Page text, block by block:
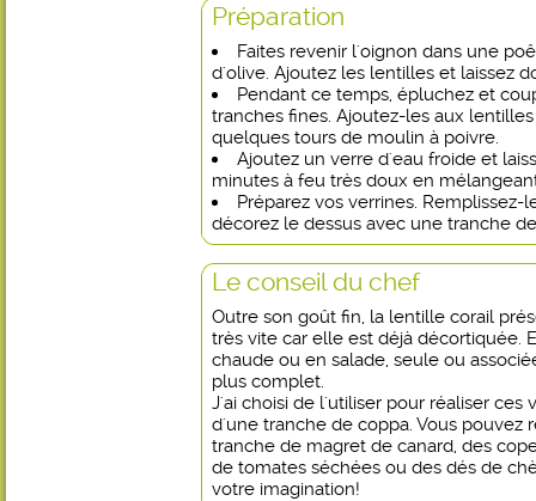
Préparation
Faites revenir l'oignon dans une
d'olive. Ajoutez les lentilles et laissez
Pendant ce temps, épluchez et
tranches fines. Ajoutez-les aux
quelques tours de moulin à poivre.
Ajoutez un verre d'eau froide et
minutes à feu très doux en
Préparez vos verrines.
décorez le dessus avec une tranche
Le conseil du chef
Outre son goût fin, la lentille corail
très vite car elle est déjà décortiquée.
chaude ou en salade, seule ou
plus complet.
J'ai choisi de l'utiliser pour réaliser ces
d'une tranche de coppa. Vous pouvez
tranche de magret de canard, des
de tomates séchées ou des dés de
votre imagination!